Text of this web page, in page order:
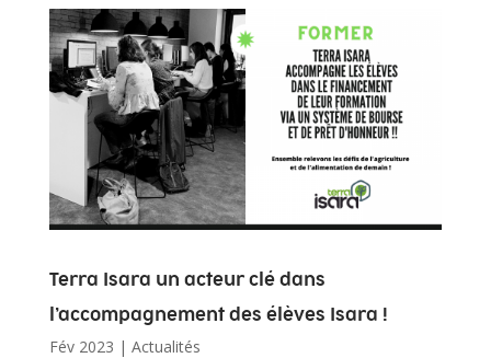
Terra Isara un acteur clé dans
l’accompagnement des élèves Isara !
Fév 2023 | Actualités